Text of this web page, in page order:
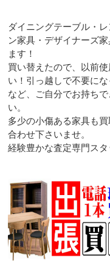
ダイニングテーブル・
ン家具・デザイナーズ
ます！
買い替えたので、以前
い！引っ越しで不要に
など、ご自分でお持ち
い。
多少の小傷ある家具も
合わせ下さいませ。
経験豊かな査定専門ス